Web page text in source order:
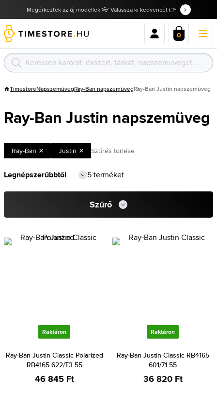
Megérkeztek az új modellek 👓 Válassza ki kedvencét 👉
0
TimestoreNapszemüvegRay-Ban napszemüvegRay-Ban Justin napszemüveg
Ray-Ban Justin napszemüveg
Ray-Ban Justin Szűrés törlése
5 terméket
Szűrő
Raktáron
Ray-Ban Justin Classic Polarized
RB4165 622/T3 55
46 845 Ft
Raktáron
Ray-Ban Justin Classic RB4165
601/71 55
36 820 Ft